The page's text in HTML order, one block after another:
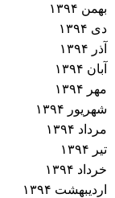
بهمن ۱۳۹۴
دی ۱۳۹۴
آذر ۱۳۹۴
آبان ۱۳۹۴
مهر ۱۳۹۴
شهریور ۱۳۹۴
مرداد ۱۳۹۴
تیر ۱۳۹۴
خرداد ۱۳۹۴
اردیبهشت ۱۳۹۴